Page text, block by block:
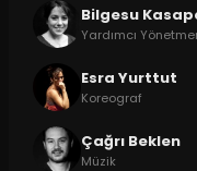
Bilgesu
Yardımcı
Esra Yurttut
Koreograf
Çağrı Beklen
Müzik